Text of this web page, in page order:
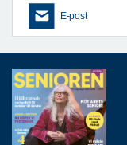
E-post